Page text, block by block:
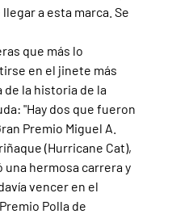
a esta marca. Se
que más lo
en el jinete más
de la historia de la
"Hay dos que fueron
Premio Miguel A.
(Hurricane Cat),
una hermosa carrera y
vencer en el
Polla de